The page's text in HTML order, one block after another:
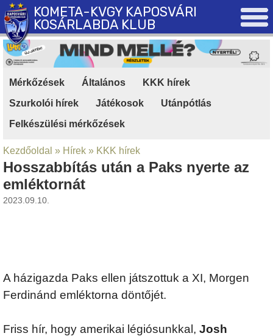
KOMETA-KVGY KAPOSVÁRI
KOSÁRLABDA KLUB
Mérkőzések Általános KKK hírek
Szurkolói hírek
Játékosok Utánpótlás
Felkészülési mérkőzések
Kezdőoldal » Hírek » KKK hírek
Hosszabbítás után a Paks nyerte az
emléktornát
2023.09.10.
A házigazda Paks ellen játszottuk a XI, Morgen
Ferdinánd emléktorna döntőjét.
Friss hír, hogy amerikai légiósunkkal, Josh